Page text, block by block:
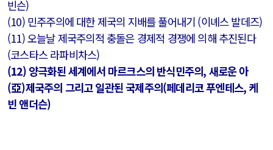
빈슨)
(10) 민주주의에 대한 제국의 지배를 풀어내기 (이녜스 발데즈)
(11) 오늘날 제국주의적 충돌은 경제적 경쟁에 의해 추진된다
(코스타스 라파비차스)
(12) 양극화된 세계에서 마르크스의 반식민주의, 새로운 아
(亞)제국주의 그리고 일관된 국제주의(페데리코 푸엔테스, 케
빈 앤더슨)